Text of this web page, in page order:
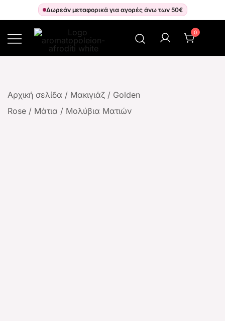
Δωρεάν μεταφορικά για αγορές άνω των 50€
0
Αρχική σελίδα / Μακιγιάζ / Golden
Rose / Μάτια / Μολύβια Ματιών